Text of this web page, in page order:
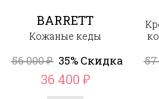
BARRETT
Кожаные кеды
56 000₽ 35% Скидка
36 400 ₽